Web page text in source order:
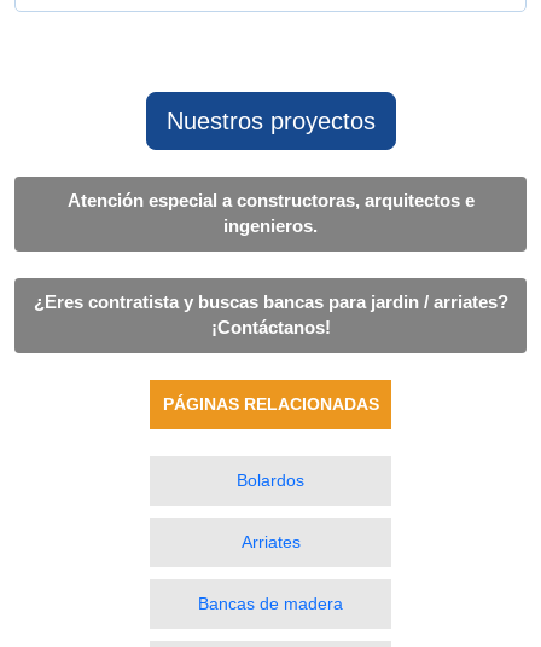
Nuestros proyectos
Atención especial a constructoras, arquitectos e
ingenieros.
¿Eres contratista y buscas bancas para jardin / arriates?
¡Contáctanos!
PÁGINAS RELACIONADAS
Bolardos
Arriates
Bancas de madera